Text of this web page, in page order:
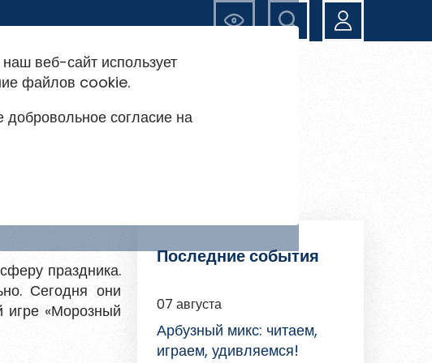
Ещё
праздника.
Сегодня они
игре «Морозный
Последние события
07 августа
Арбузный микс: читаем,
играем, удивляемся!
веб-сайт использует
файлов cookie.
добровольное согласие на